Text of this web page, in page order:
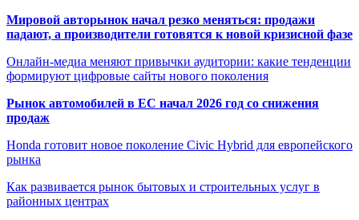
Мировой авторынок начал резко меняться: продажи
падают, а производители готовятся к новой кризисной фазе
Онлайн-медиа меняют привычки аудитории: какие тенденции
формируют цифровые сайты нового поколения
Рынок автомобилей в ЕС начал 2026 год со снижения
продаж
Honda готовит новое поколение Civic Hybrid для европейского
рынка
Как развивается рынок бытовых и строительных услуг в
районных центрах